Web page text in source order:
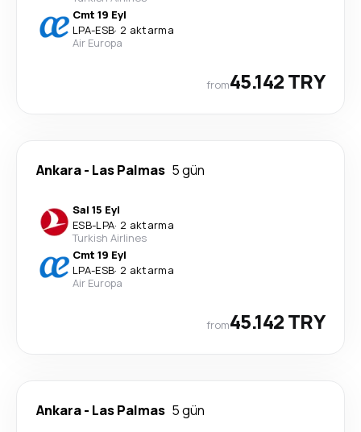
Cmt 19 Eyl
LPA-ESB· 2 aktarma
Air Europa
from45.142 TRY
Ankara- Las Palmas 5 gün
Sal 15 Eyl
ESB-LPA· 2 aktarma
Turkish Airlines
Cmt 19 Eyl
LPA-ESB· 2 aktarma
Air Europa
from45.142 TRY
Ankara- Las Palmas 5 gün